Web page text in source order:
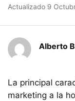
Actualizado 9
Alberto
La principal
marketing a la